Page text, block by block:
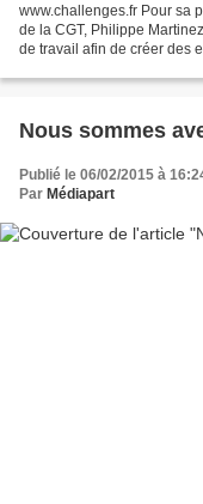
www.challenges.fr Pour sa
de la CGT, Philippe
de travail afin de créer des
Nous sommes
Publié le 06/02/2015 à
Par Médiapart